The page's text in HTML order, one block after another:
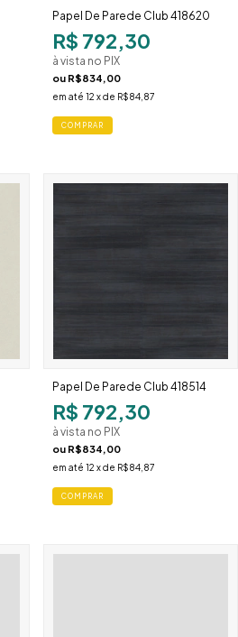
Papel De Parede Club 418620
R$ 792,30
à vista no PIX
ou R$834,00
em até 12 x de R$84,87
Papel De Parede Club 418514
R$ 792,30
à vista no PIX
ou R$834,00
em até 12 x de R$84,87